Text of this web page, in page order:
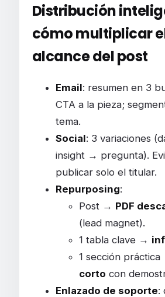
Distribución
cómo multiplicar
alcance del post
Email: resumen en 3
CTA a la pieza;
tema.
Social: 3 variaciones
insight → pregunta).
publicar solo el titular.
Repurposing:
Post → PDF
(lead magnet).
1 tabla clave →
1 sección práctica
corto con
Enlazado de soporte: